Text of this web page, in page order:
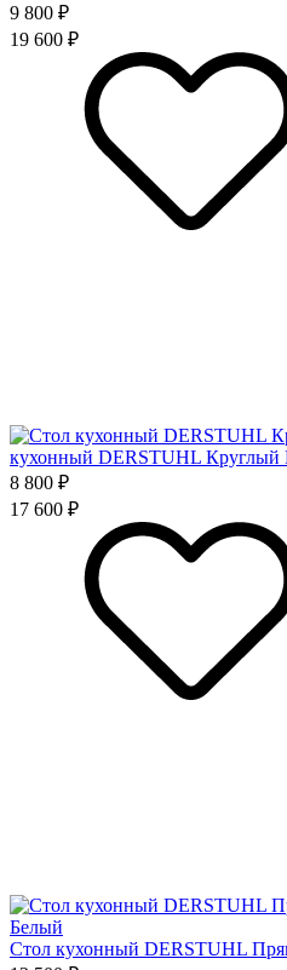
9 800 ₽
19 600 ₽
кухонный DERSTUHL Круглый
8 800 ₽
17 600 ₽
Стол кухонный DERSTUHL